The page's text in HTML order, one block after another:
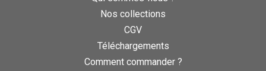
Nos collections
CGV
Téléchargements
Comment commander ?